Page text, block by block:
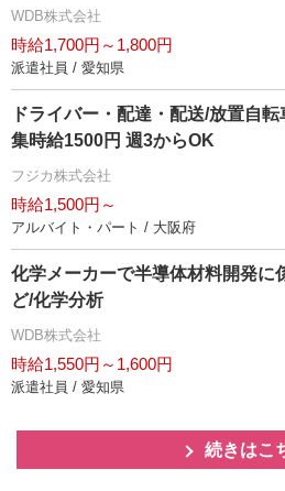
WDB株式会社
時給1,700円～1,800円
派遣社員 / 愛知県
ドライバー・配達・配送/放置自
集時給1500円 週3からOK
フジカ株式会社
時給1,500円～
アルバイト・パート / 大阪府
化学メーカーで半導体材料開発に
ど/化学分析
WDB株式会社
時給1,550円～1,600円
派遣社員 / 愛知県
続きはこ